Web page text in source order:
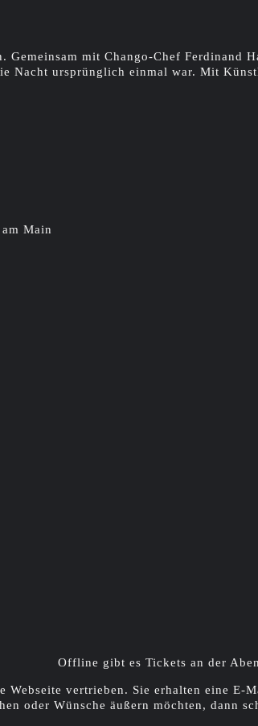
mit Chango-Chef Ferdinand
Nacht ursprünglich einmal war. Mit
Main
Offline gibt es Tickets an der
vertrieben. Sie erhalten eine
oder Wünsche äußern möchten, dann